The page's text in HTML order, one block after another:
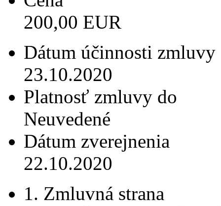
200,00 EUR
Dátum účinnosti zmluvy
23.10.2020
Platnosť zmluvy do
Neuvedené
Dátum zverejnenia
22.10.2020
1. Zmluvná strana